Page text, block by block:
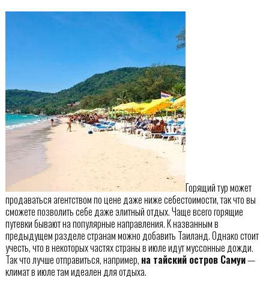
Горящий тур может
продаваться агентством по цене даже ниже себестоимости, так что вы
сможете позволить себе даже элитный отдых. Чаще всего горящие
путевки бывают на популярные направления. К названным в
предыдущем разделе странам можно добавить Таиланд. Однако стоит
учесть, что в некоторых частях страны в июле идут муссонные дожди.
Так что лучше отправиться, например, на тайский остров Самуи—
климат в июле там идеален для отдыха.